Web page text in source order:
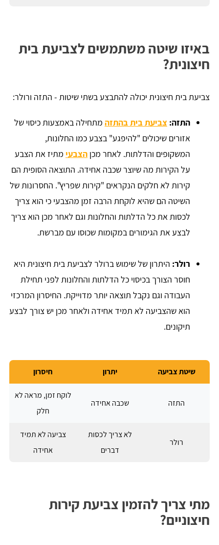
באיזו שיטה משתמשים לצביעת בית
חיצונית?
צביעת בית חיצונית יכולה להתבצע בשתי שיטות - התזה ורולר:
התזה: צביעת בית בהתזה מתחילה באמצעות כיסוי של
אזורים שיכולים "להיפגע" בצבע כמו החלונות,
המשקופים והדלתות. לאחר מכן הצבעי מתיז את הצבע
על הקירות מה שיוצר שכבה אחידה. התוצאה הסופית הם
קירות לא חלקים הנקראים "קירות שפריץ". החסרונות של
השיטה הם שהיא לוקחת הרבה זמן מהצבעי כי הוא צריך
לכסות את כל הדלתות והחלונות וגם לאחר מכן הוא צריך
לבצע את הגימורים במקומות שכוסו עם מברשת.
רולר: היתרון של שימוש ברולר לצביעת בית חיצונית היא
חוסר הצורך בכיסוי כל הדלתות והחלונות לפני תחילת
העבודה וגם נקבל תוצאה יותר מדוייקת. החיסרון המרכזי
הוא שהצביעה לא תמיד אחידה ולאחר מכן יש צורך לבצע
תיקונים.
שיטת צביעה יתרון חיסרון
התזה שכבה אחידה
לוקח זמן, מראה לא
חלק
רולר
לא צריך לכסות
דברים
צביעה לא תמיד
אחידה
מתי צריך להזמין צביעת קירות
חיצוניים?